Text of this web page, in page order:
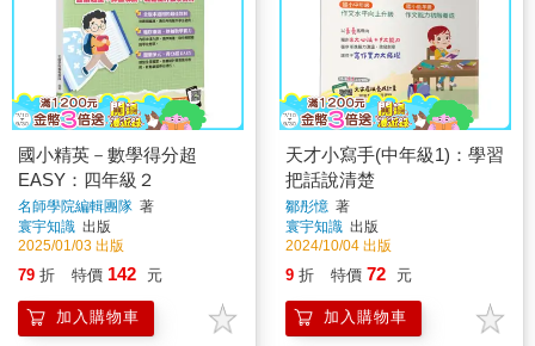
國小精英－數學得分超
EASY：四年級２
名師學院編輯團隊 著
寰宇知識 出版
2025/01/03 出版
79 折 特價 142 元
加入購物車
天才小寫手(中年級1)：學習
把話說清楚
鄒彤憶 著
寰宇知識 出版
2024/10/04 出版
9 折 特價 72 元
加入購物車